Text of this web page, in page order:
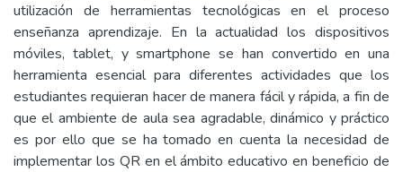
utilización de herramientas tecnológicas en el proceso
enseñanza aprendizaje. En la actualidad los dispositivos
móviles, tablet, y smartphone se han convertido en una
herramienta esencial para diferentes actividades que los
estudiantes requieran hacer de manera fácil y rápida, a fin de
que el ambiente de aula sea agradable, dinámico y práctico
es por ello que se ha tomado en cuenta la necesidad de
implementar los QR en el ámbito educativo en beneficio de